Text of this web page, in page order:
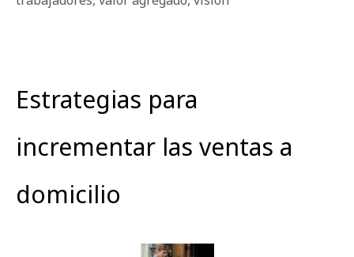
Estrategias para
incrementar las ventas a
domicilio